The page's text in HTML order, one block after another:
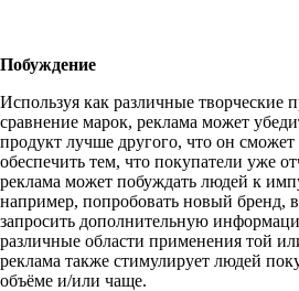
Побуждение
Используя как различные творческие
сравнение марок, реклама может
продукт лучше другого, что он
обеспечить тем, что покупатели уже
реклама может побуждать людей к
например, попробовать новый бренд,
запросить дополнительную
различные области применения той
реклама также стимулирует людей
объёме и/или чаще.